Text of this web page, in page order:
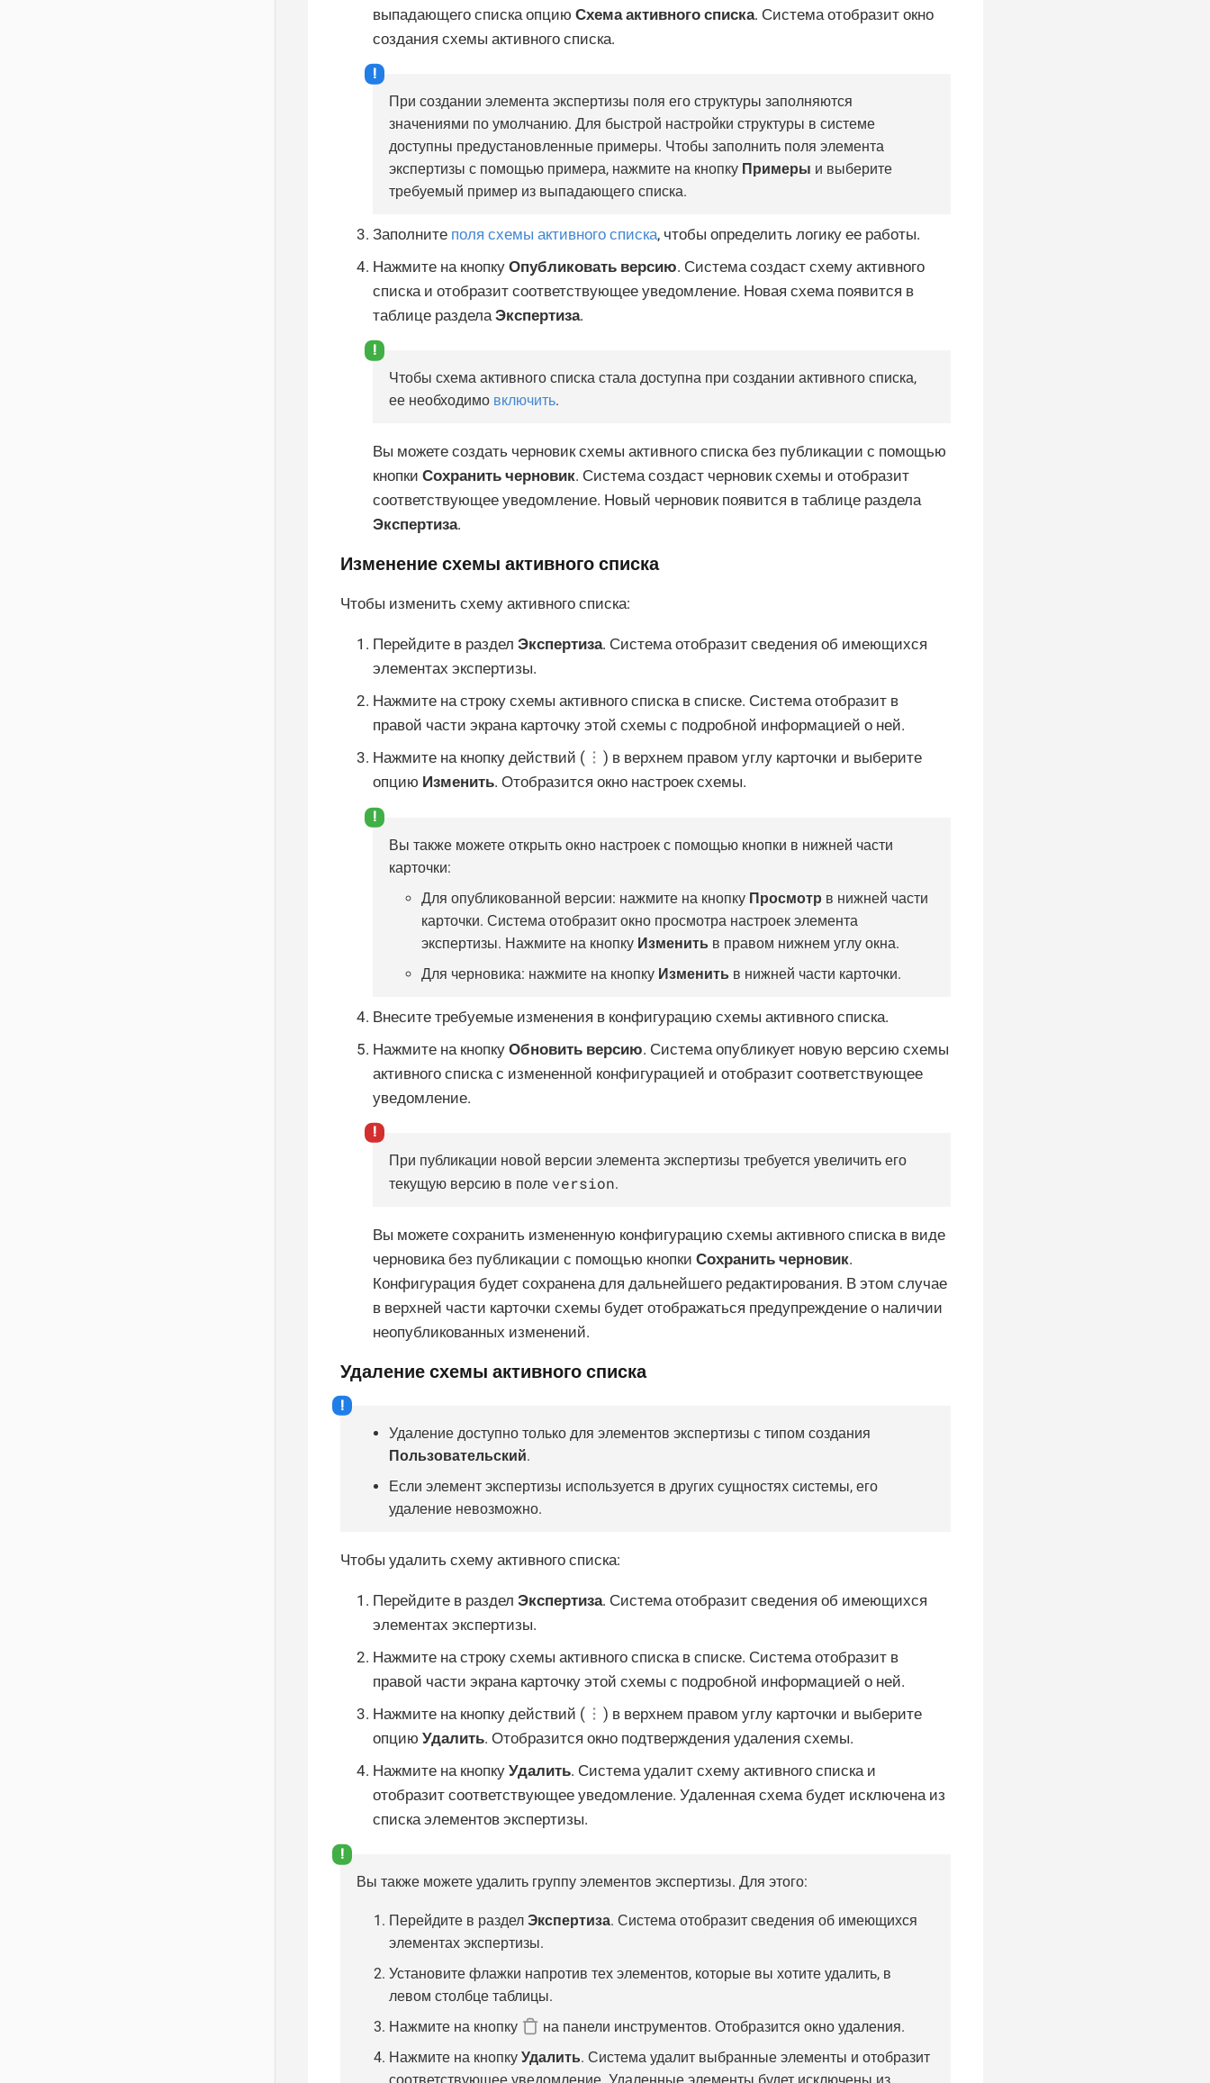
выпадающего списка опцию Схема активного списка. Система отобразит окно
создания схемы активного списка.
При создании элемента экспертизы поля его структуры заполняются
значениями по умолчанию. Для быстрой настройки структуры в системе
доступны предустановленные примеры. Чтобы заполнить поля элемента
экспертизы с помощью примера, нажмите на кнопку Примеры и выберите
требуемый пример из выпадающего списка.
Заполните поля схемы активного списка, чтобы определить логику ее работы.
Нажмите на кнопку Опубликовать версию. Система создаст схему активного
списка и отобразит соответствующее уведомление. Новая схема появится в
таблице разделаЭкспертиза.
Чтобы схема активного списка стала доступна при создании активного списка,
ее необходимо включить.
Вы можете создать черновик схемы активного списка без публикации с помощью
кнопки Сохранить черновик. Система создаст черновик схемы и отобразит
соответствующее уведомление. Новый черновик появится в таблице раздела
Экспертиза.
Изменение схемы активного списка
Чтобы изменить схему активного списка:
Перейдите в раздел Экспертиза. Система отобразит сведения об имеющихся
элементах экспертизы.
Нажмите на строку схемы активного списка в списке. Система отобразит в
правой части экрана карточку этой схемы с подробной информацией о ней.
Нажмите на кнопку действий (
) в верхнем правом углу карточки и выберите
опцию Изменить. Отобразится окно настроек схемы.
Вы также можете открыть окно настроек с помощью кнопки в нижней части
карточки:
Для опубликованной версии: нажмите на кнопку Просмотр в нижней части
карточки. Система отобразит окно просмотра настроек элемента
экспертизы. Нажмите на кнопку Изменить в правом нижнем углу окна.
Для черновика: нажмите на кнопку Изменить в нижней части карточки.
Внесите требуемые изменения в конфигурацию схемы активного списка.
Нажмите на кнопку Обновить версию. Система опубликует новую версию схемы
активного списка с измененной конфигурацией и отобразит соответствующее
уведомление.
При публикации новой версии элемента экспертизы требуется увеличить его
текущую версию в поле version.
Вы можете сохранить измененную конфигурацию схемы активного списка в виде
черновика без публикации с помощью кнопки Сохранить черновик.
Конфигурация будет сохранена для дальнейшего редактирования. В этом случае
в верхней части карточки схемы будет отображаться предупреждение о наличии
неопубликованных изменений.
Удаление схемы активного списка
Удаление доступно только для элементов экспертизы с типом создания
Пользовательский.
Если элемент экспертизы используется в других сущностях системы, его
удаление невозможно.
Чтобы удалить схему активного списка:
Перейдите в раздел Экспертиза. Система отобразит сведения об имеющихся
элементах экспертизы.
Нажмите на строку схемы активного списка в списке. Система отобразит в
правой части экрана карточку этой схемы с подробной информацией о ней.
Нажмите на кнопку действий (
) в верхнем правом углу карточки и выберите
опцию Удалить. Отобразится окно подтверждения удаления схемы.
Нажмите на кнопку Удалить. Система удалит схему активного списка и
отобразит соответствующее уведомление. Удаленная схема будет исключена из
списка элементов экспертизы.
Вы также можете удалить группу элементов экспертизы. Для этого:
Перейдите в раздел Экспертиза. Система отобразит сведения об имеющихся
элементах экспертизы.
Установите флажки напротив тех элементов, которые вы хотите удалить, в
левом столбце таблицы.
Нажмите на кнопку
на панели инструментов. Отобразится окно удаления.
Нажмите на кнопку Удалить. Система удалит выбранные элементы и отобразит